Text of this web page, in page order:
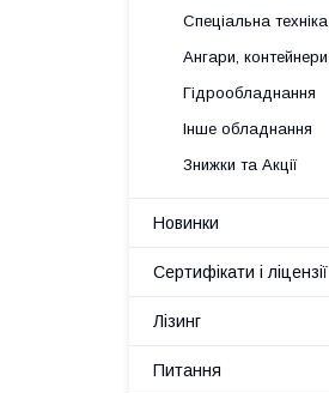
Спеціальна техніка
Ангари, контейнери
Гідрообладнання
Інше обладнання
Знижки та Акції
Новинки
Сертифікати і ліцензії
Лізинг
Питання